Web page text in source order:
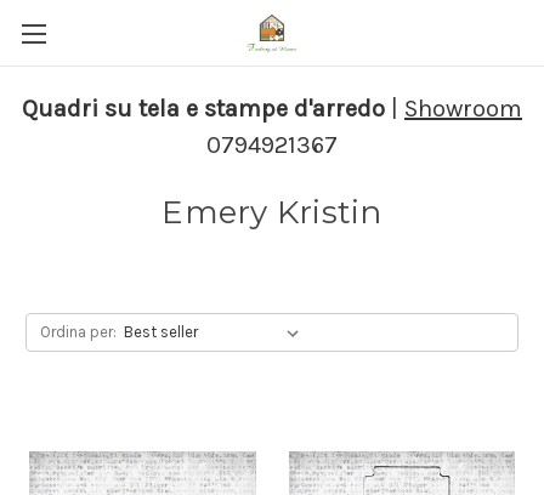
Quadri su tela e stampe d'arredo
Showroom
0794921367
Emery Kristin
Ordina per: